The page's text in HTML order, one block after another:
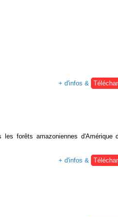
+ d'infos &
forêts amazoniennes d'Amérique
+ d'infos &